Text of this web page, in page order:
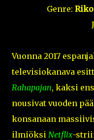
Genre:
Vuonna 2017
televisiokanava
Rahapajan, kaksi
nousivat vuoden
konsanaan
ilmiöksi Netflix-